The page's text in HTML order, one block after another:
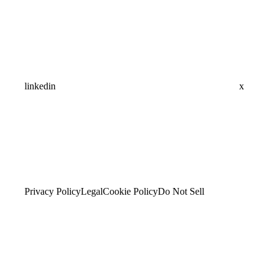
linkedin x
Privacy PolicyLegalCookie PolicyDo Not Sell